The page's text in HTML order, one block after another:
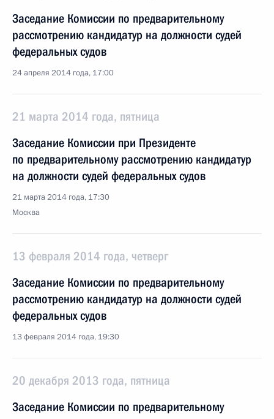
Заседание Комиссии по предварительному
рассмотрению кандидатур на должности судей
федеральных судов
24 апреля 2014 года, 17:00
21 марта 2014 года, пятница
Заседание Комиссии при Президенте
по предварительному рассмотрению кандидатур
на должности судей федеральных судов
21 марта 2014 года, 17:30
Москва
13 февраля 2014 года, четверг
Заседание Комиссии по предварительному
рассмотрению кандидатур на должности судей
федеральных судов
13 февраля 2014 года, 19:30
20 декабря 2013 года, пятница
Заседание Комиссии по предварительному